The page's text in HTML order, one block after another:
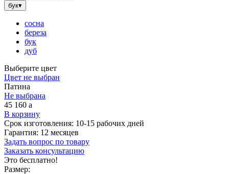
бук▾
сосна
береза
бук
дуб
Выберите цвет
Цвет не выбран
Патина
Не выбрана
45 160 a
В корзину
Срок изготовления: 10-15 рабочих дней
Гарантия: 12 месяцев
Задать вопрос по товару
Заказать консультацию
Это бесплатно!
Размер: